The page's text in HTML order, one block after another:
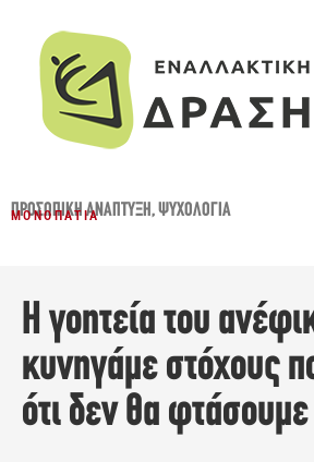
ΠΡΟΣΩΠΙΚΉ ΑΝΆΠΤΥΞΗ,ΨΥΧΟΛΟΓΊΑ
ΜΟΝΟΠΆΤΙΑ
Η γοητεία του
κυνηγάμε στόχους
ότι δεν θα φτάσουμε